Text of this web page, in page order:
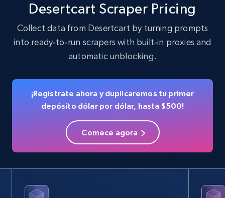
Crunchbase companies information
Name, URL, ID, Cb rank, Region, About,
15.6K+ 1.6K+ Prueba gratuita
Crunchbase companies information -
Industries, Operating status, and more.
Desertcart Scraper Pricing
Collect data from Desertcart by turning prompts
into ready‑to‑run scrapers with built‑in proxies and
automatic unblocking.
¡Regístrate ahora y duplicaremos tu primer
depósito dólar por dólar, hasta $500!
Comece agora